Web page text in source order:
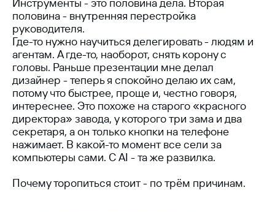
половина - внутренняя перестройка
руководителя.
Где-то нужно научиться делегировать - людям и
агентам. А где-то, наоборот, снять корону с
головы. Раньше презентации мне делал
дизайнер - теперь я спокойно делаю их сам,
потому что быстрее, проще и, честно говоря,
интереснее. Это похоже на старого «красного
директора» завода, у которого три зама и два
секретаря, а он только кнопки на телефоне
нажимает. В какой-то момент все сели за
компьютеры сами. С AI - та же развилка.
Почему торопиться стоит - по трём причинам.